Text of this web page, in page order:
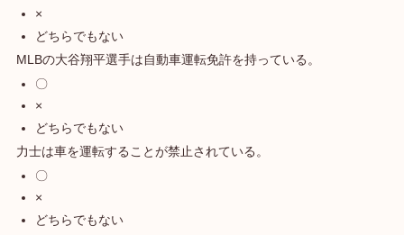
×
どちらでもない
MLBの大谷翔平選手は自動車運転免許を持っている。
〇
×
どちらでもない
力士は車を運転することが禁止されている。
〇
×
どちらでもない